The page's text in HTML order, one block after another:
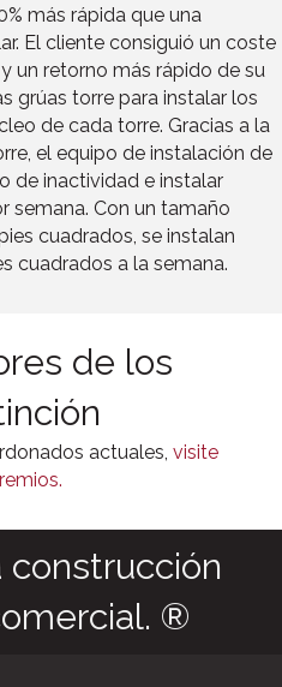
más rápida que una
El cliente consiguió un coste
un retorno más rápido de su
grúas torre para instalar los
de cada torre. Gracias a la
el equipo de instalación de
de inactividad e instalar
semana. Con un tamaño
cuadrados, se instalan
cuadrados a la semana.
de los
actuales, visite
construcción
®